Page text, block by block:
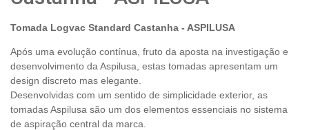
Tomada Logvac Standard Castanha - ASPILUSA
Após uma evolução contínua, fruto da aposta na investigação e
desenvolvimento da Aspilusa, estas tomadas apresentam um
design discreto mas elegante.
Desenvolvidas com um sentido de simplicidade exterior, as
tomadas Aspilusa são um dos elementos essenciais no sistema
de aspiração central da marca.